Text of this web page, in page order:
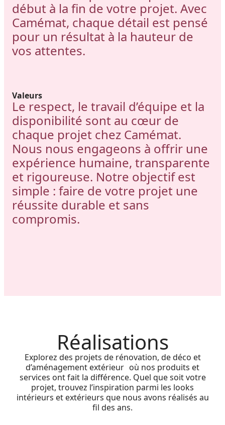
début à la fin de votre projet. Avec
Camémat, chaque détail est pensé
pour un résultat à la hauteur de
vos attentes.
Valeurs
Le respect, le travail d’équipe et la
disponibilité sont au cœur de
chaque projet chez Camémat.
Nous nous engageons à offrir une
expérience humaine, transparente
et rigoureuse. Notre objectif est
simple : faire de votre projet une
réussite durable et sans
compromis.
Réalisations
Explorez des projets de rénovation, de déco et
d’aménagement extérieur où nos produits et
services ont fait la différence. Quel que soit votre
projet, trouvez l’inspiration parmi les looks
intérieurs et extérieurs que nous avons réalisés au
fil des ans.